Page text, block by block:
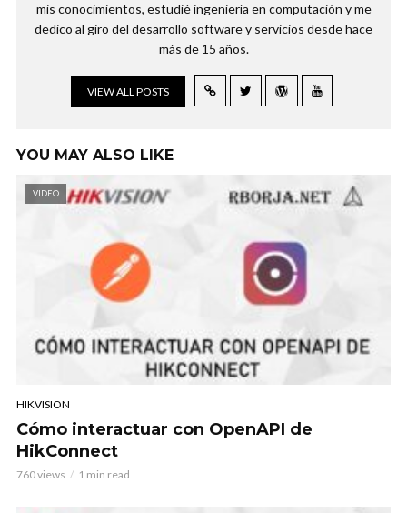
mis conocimientos, estudié ingeniería en computación y me
dedico al giro del desarrollo software y servicios desde hace
más de 15 años.
VIEW ALL POSTS
YOU MAY ALSO LIKE
VIDEO
HIKVISION
Cómo interactuar con OpenAPI de
HikConnect
760 views 1 min read